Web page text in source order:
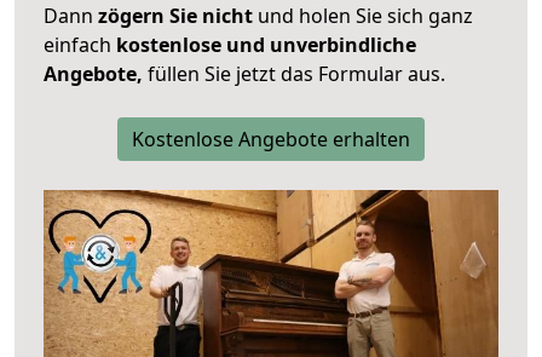
Dann zögern Sie nicht und holen Sie sich ganz
einfach kostenlose und unverbindliche
Angebote, füllen Sie jetzt das Formular aus.
Kostenlose Angebote erhalten